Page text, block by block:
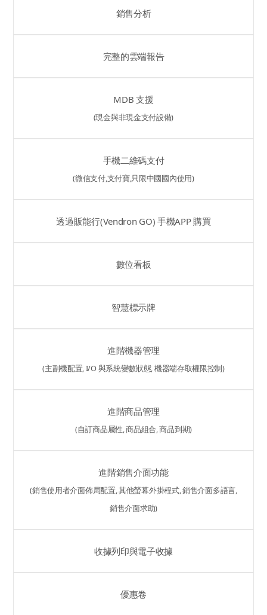
銷售分析
完整的雲端報告
MDB 支援
(現金與非現金支付設備)
手機二維碼支付
(微信支付,支付寶,只限中國國內使用)
透過販能行(Vendron GO) 手機APP 購買
數位看板
智慧標示牌
進階機器管理
(主副機配置, I/O 與系統變數狀態, 機器端存取權限控制)
進階商品管理
(自訂商品屬性, 商品組合, 商品到期)
進階銷售介面功能
(銷售使用者介面佈局配置, 其他螢幕外掛程式, 銷售介面多語言,
銷售介面求助)
收據列印與電子收據
優惠卷